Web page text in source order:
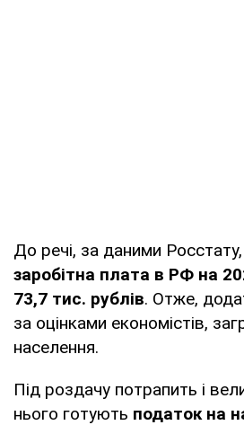
До речі, за даними Росстату,
заробітна плата в РФ на
73,7 тис. рублів. Отже,
за оцінками економістів,
населення.
Під роздачу потрапить і
нього готують податок на